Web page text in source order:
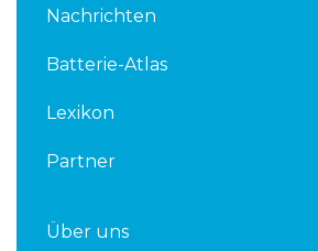
Nachrichten
Batterie-Atlas
Lexikon
Partner
Über uns